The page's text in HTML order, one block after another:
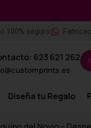
100% seguro
623 621 262
Diseña tu Regalo